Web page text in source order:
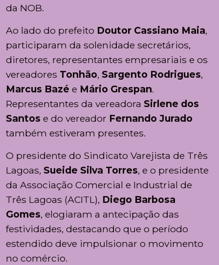
da NOB.
Ao lado do prefeito Doutor Cassiano Maia,
participaram da solenidade secretários,
diretores, representantes empresariais e os
vereadores Tonhão, Sargento Rodrigues,
Marcus Bazé e Mário Grespan.
Representantes da vereadora Sirlene dos
Santos e do vereador Fernando Jurado
também estiveram presentes.
O presidente do Sindicato Varejista de Três
Lagoas, Sueide Silva Torres, e o presidente
da Associação Comercial e Industrial de
Três Lagoas (ACITL), Diego Barbosa
Gomes, elogiaram a antecipação das
festividades, destacando que o período
estendido deve impulsionar o movimento
no comércio.